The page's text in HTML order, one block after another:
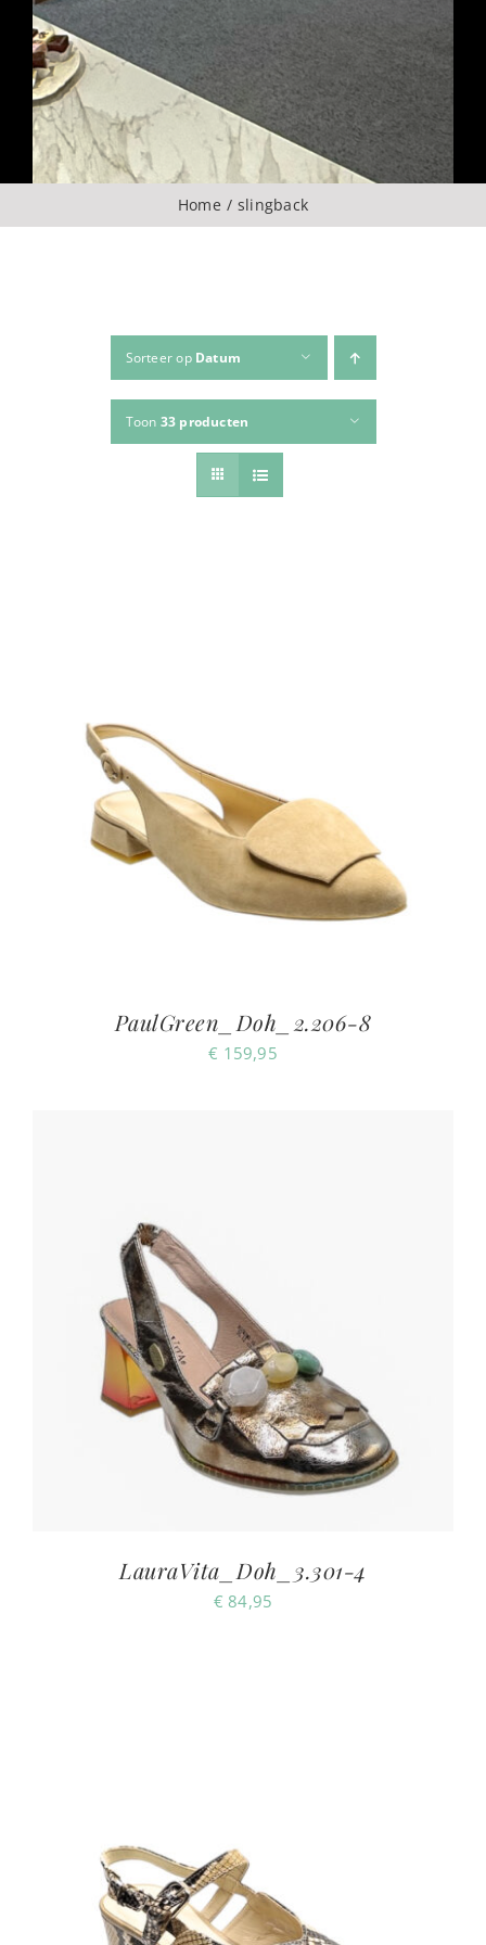
Over ons
CONTACT
Home slingback
Sorteer op Datum
Toon 33 producten
PaulGreen_Doh_2.206-8
€ 159,95
LauraVita_Doh_3.301-4
€ 84,95